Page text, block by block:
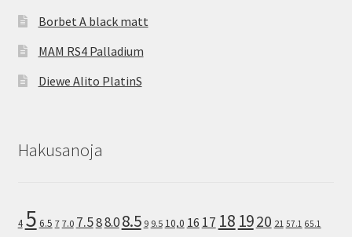
Borbet A black matt
MAM RS4 Palladium
Diewe Alito PlatinS
Hakusanoja
4 5 6.5 7 7.0 7.588.08.5 9 9.5 10,0 16 17 18 1920 21 57.1 65.1